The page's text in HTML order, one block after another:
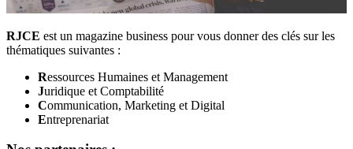
RJCE est un magazine business pour vous donner des clés sur les
thématiques suivantes :
Ressources Humaines et Management
Juridique et Comptabilité
Communication, Marketing et Digital
Entreprenariat